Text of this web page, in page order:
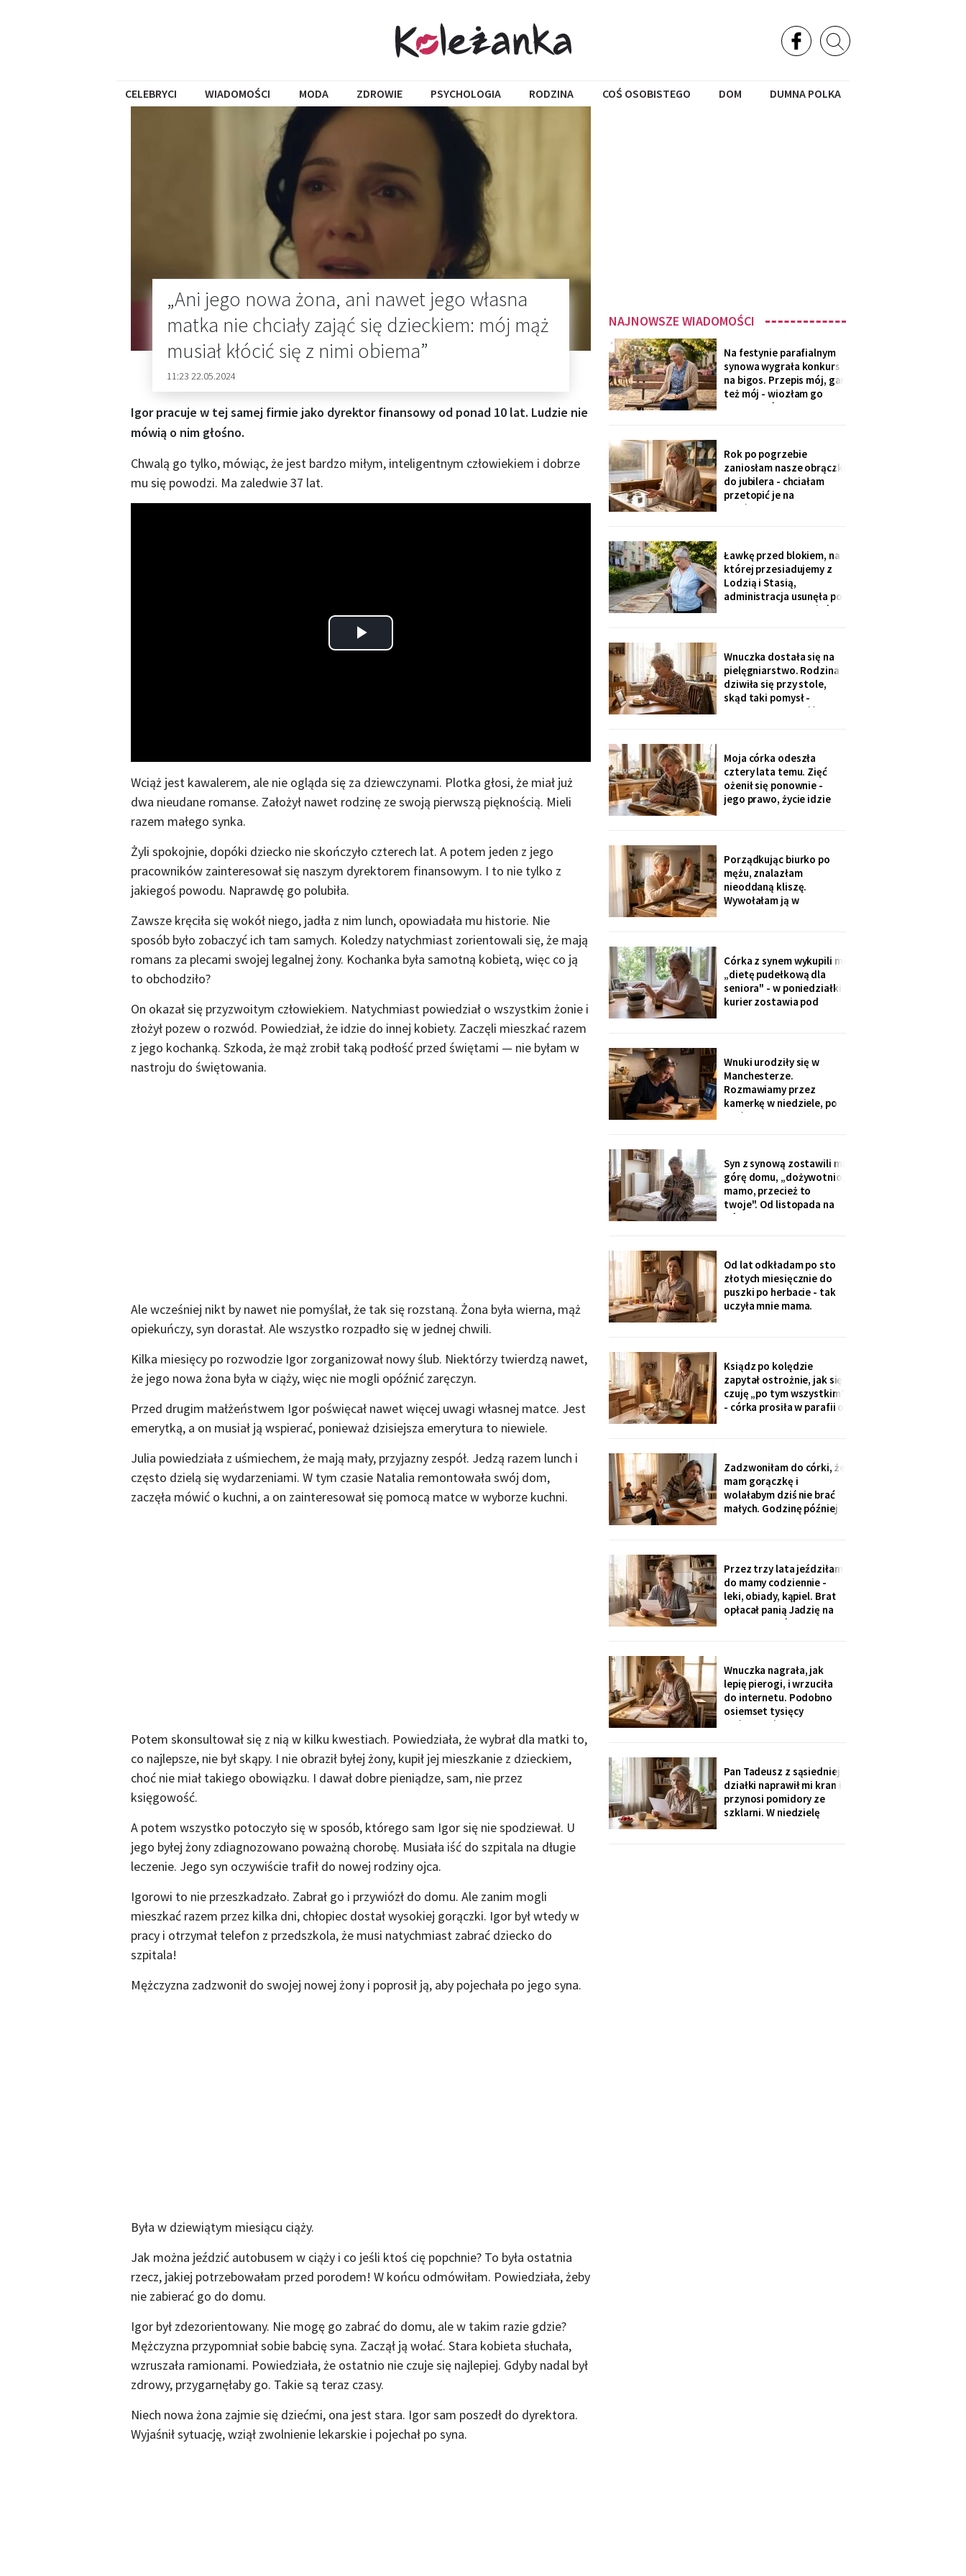
CELEBRYCI WIADOMOŚCI MODA ZDROWIE PSYCHOLOGIA RODZINA COŚ OSOBISTEGO DOM DUMNA POLKA
„Ani jego nowa żona, ani nawet jego własna
matka nie chciały zająć się dzieckiem: mój mąż
musiał kłócić się z nimi obiema”
11:23 22.05.2024
Igor pracuje w tej samej firmie jako dyrektor finansowy od ponad 10 lat. Ludzie nie
mówią o nim głośno.
Chwalą go tylko, mówiąc, że jest bardzo miłym, inteligentnym człowiekiem i dobrze
mu się powodzi. Ma zaledwie 37 lat.
Play
Wciąż jest kawalerem, ale nie ogląda się za dziewczynami. Plotka głosi, że miał już
dwa nieudane romanse. Założył nawet rodzinę ze swoją pierwszą pięknością. Mieli
razem małego synka.
Żyli spokojnie, dopóki dziecko nie skończyło czterech lat. A potem jeden z jego
pracowników zainteresował się naszym dyrektorem finansowym. I to nie tylko z
jakiegoś powodu. Naprawdę go polubiła.
Zawsze kręciła się wokół niego, jadła z nim lunch, opowiadała mu historie. Nie
sposób było zobaczyć ich tam samych. Koledzy natychmiast zorientowali się, że mają
romans za plecami swojej legalnej żony. Kochanka była samotną kobietą, więc co ją
to obchodziło?
On okazał się przyzwoitym człowiekiem. Natychmiast powiedział o wszystkim żonie i
złożył pozew o rozwód. Powiedział, że idzie do innej kobiety. Zaczęli mieszkać razem
z jego kochanką. Szkoda, że mąż zrobił taką podłość przed świętami — nie byłam w
nastroju do świętowania.
Ale wcześniej nikt by nawet nie pomyślał, że tak się rozstaną. Żona była wierna, mąż
opiekuńczy, syn dorastał. Ale wszystko rozpadło się w jednej chwili.
Kilka miesięcy po rozwodzie Igor zorganizował nowy ślub. Niektórzy twierdzą nawet,
że jego nowa żona była w ciąży, więc nie mogli opóźnić zaręczyn.
Przed drugim małżeństwem Igor poświęcał nawet więcej uwagi własnej matce. Jest
emerytką, a on musiał ją wspierać, ponieważ dzisiejsza emerytura to niewiele.
Julia powiedziała z uśmiechem, że mają mały, przyjazny zespół. Jedzą razem lunch i
często dzielą się wydarzeniami. W tym czasie Natalia remontowała swój dom,
zaczęła mówić o kuchni, a on zainteresował się pomocą matce w wyborze kuchni.
Potem skonsultował się z nią w kilku kwestiach. Powiedziała, że wybrał dla matki to,
co najlepsze, nie był skąpy. I nie obraził byłej żony, kupił jej mieszkanie z dzieckiem,
choć nie miał takiego obowiązku. I dawał dobre pieniądze, sam, nie przez
księgowość.
A potem wszystko potoczyło się w sposób, którego sam Igor się nie spodziewał. U
jego byłej żony zdiagnozowano poważną chorobę. Musiała iść do szpitala na długie
leczenie. Jego syn oczywiście trafił do nowej rodziny ojca.
Igorowi to nie przeszkadzało. Zabrał go i przywiózł do domu. Ale zanim mogli
mieszkać razem przez kilka dni, chłopiec dostał wysokiej gorączki. Igor był wtedy w
pracy i otrzymał telefon z przedszkola, że musi natychmiast zabrać dziecko do
szpitala!
Mężczyzna zadzwonił do swojej nowej żony i poprosił ją, aby pojechała po jego syna.
Była w dziewiątym miesiącu ciąży.
Jak można jeździć autobusem w ciąży i co jeśli ktoś cię popchnie? To była ostatnia
rzecz, jakiej potrzebowałam przed porodem! W końcu odmówiłam. Powiedziała, żeby
nie zabierać go do domu.
Igor był zdezorientowany. Nie mogę go zabrać do domu, ale w takim razie gdzie?
Mężczyzna przypomniał sobie babcię syna. Zaczął ją wołać. Stara kobieta słuchała,
wzruszała ramionami. Powiedziała, że ostatnio nie czuje się najlepiej. Gdyby nadal był
zdrowy, przygarnęłaby go. Takie są teraz czasy.
Niech nowa żona zajmie się dziećmi, ona jest stara. Igor sam poszedł do dyrektora.
Wyjaśnił sytuację, wziął zwolnienie lekarskie i pojechał po syna.
NAJNOWSZE WIADOMOŚCI
Na festynie parafialnym
synowa wygrała konkurs
na bigos. Przepis mój, gar
też mój - wiozłam go
rano taksówką, żeby się
mikrofonu: „to stary
przepis z mojej rodziny".
Klaskałam razem ze
wszystkimi.
Rok po pogrzebie
zaniosłam nasze obrączki
do jubilera - chciałam
przetopić je na
pierścionek dla wnuczki.
cicho: „Pani jest złota.
Męża - pozłacana, dobra
imitacja, robota sprzed
lat".
Ławkę przed blokiem, na
której przesiadujemy z
Lodzią i Stasią,
administracja usunęła po
„skargach mieszkańców"
jedenaście podpisów.
Rozpoznałam charakter
pisma córki - ma tu
kawalerkę pod wynajem.
„Mamo, bez przesady
Wnuczka dostała się na
pielęgniarstwo. Rodzina
dziwiła się przy stole,
skąd taki pomysł -
przecież mogła „iść na
podnosząc głowy znad
talerza: „bo widziałam,
jak babcia trzy lata
zajmowała się dziadkiem.
Też chcę tak
Moja córka odeszła
cztery lata temu. Zięć
ożenił się ponownie -
jego prawo, życie idzie
ścian, „bo ciocia nie lubi
na nie patrzeć". Dałam jej
mały album - schowała go
do tornistra jak
Porządkując biurko po
mężu, znalazłam
nieoddaną kliszę.
Wywołałam ją w
roześmiana kobieta przy
ognisku. Na ostatniej
klatce on - młody, z
wąsami, obejmuje ją
ramieniem.
Córka z synem wykupili mi
„dietę pudełkową dla
seniora" - w poniedziałki
kurier zostawia pod
jesteśmy spokojni,
mamo". Od marca nikt nie
przyjechał. Na każdym
pudełku naklejka: moje
imię
Wnuki urodziły się w
Manchesterze.
Rozmawiamy przez
kamerkę w niedziele, po
pięć minut, bo „im się
angielsku, a syn
przetłumaczył ze
śmiechem: „pyta, kim jest
ta pani". Kupiłam zeszyt i
uczę się angielskiego
Syn z synową zostawili mi
górę domu, „dożywotnio,
mamo, przecież to
twoje". Od listopada na
górze grzeje tylko jeden
Rano w moim pokoju jest
czternaście stopni.
Termometr przyniosła mi
wnuczka - ona
Od lat odkładam po sto
złotych miesięcznie do
puszki po herbacie - tak
uczyła mnie mama.
wizycie żartuje przy
wszystkich: „u mamy
bank, a my się męczymy z
kredytem". Puszkę
Ksiądz po kolędzie
zapytał ostrożnie, jak się
czuję „po tym wszystkim"
- córka prosiła w parafii o
ja co niedzielę czekam z
obiadem. Ostatni raz
przyszli we wrześniu.
Zadzwoniłam do córki, że
mam gorączkę i
wolałabym dziś nie brać
małych. Godzinę później
przyszedł SMS: „Podasz
im obiad? Wrócimy
głodni".
Przez trzy lata jeździłam
do mamy codziennie -
leki, obiady, kąpiel. Brat
opłacał panią Jadzię na
kilka poranków w
rozliczenie: „twoja
połowa za opiekunkę,
osiem tysięcy. Mama by
tak chciała".
Wnuczka nagrała, jak
lepię pierogi, i wrzuciła
do internetu. Podobno
osiemset tysięcy
wyświetleń - ludzie z
babcie. Córka obejrzała
dwa razy i powiedziała
tylko: „Mamo, mogłaś
chociaż zdjąć ten stary
fartuch".
Pan Tadeusz z sąsiedniej
działki naprawił mi kran i
przynosi pomidory ze
szklarni. W niedzielę